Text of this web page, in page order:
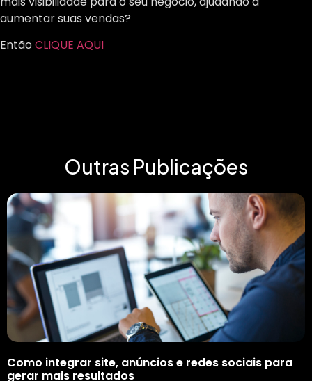
aumentar suas vendas?
EntãoCLIQUE AQUI
Outras Publicações
Como integrar site, anúncios e redes sociais para
gerar mais resultados